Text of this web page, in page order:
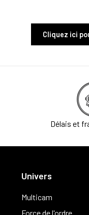
Cliquez ici
Délais et
Univers
Multicam
Force de l'ordre